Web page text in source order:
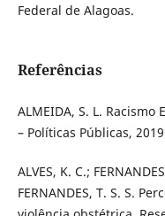
Federal de Alagoas.
Referências
ALMEIDA, S. L.
– Políticas Públicas,
ALVES, K. C.;
FERNANDES, T. S. S.